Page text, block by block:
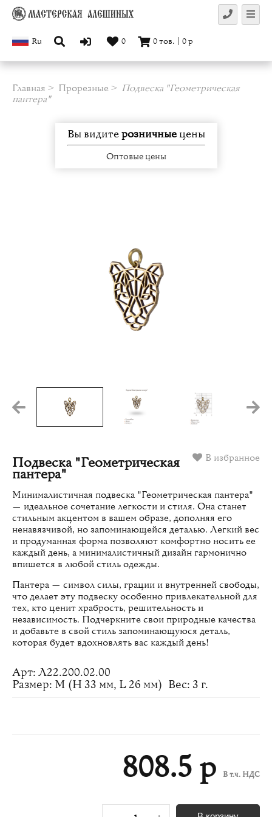
Ru 0 0тов. 0р
Главная Прорезные
Подвеска "Геометрическая
пантера"
Вы видитерозничныецены
Оптовые цены
В избранное
Подвеска "Геометрическая
пантера"
Минималистичная подвеска "Геометрическая пантера"
— идеальное сочетание легкости и стиля. Она станет
стильным акцентом в вашем образе, дополняя его
ненавязчивой, но запоминающейся деталью. Легкий вес
и продуманная форма позволяют комфортно носить ее
каждый день, а минималистичный дизайн гармонично
впишется в любой стиль одежды.
Пантера — символ силы, грации и внутренней свободы,
что делает эту подвеску особенно привлекательной для
тех, кто ценит храбрость, решительность и
независимость. Подчеркните свои природные качества
и добавьте в свой стиль запоминающуюся деталь,
которая будет вдохновлять вас каждый день!
Арт: Л22.200.02.00
Размер: M (H 33 мм, L 26 мм) Вес: 3 г.
808.5 р В т.ч. НДС